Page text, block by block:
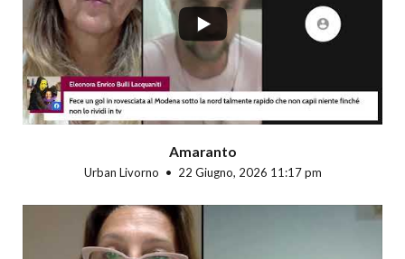
Amaranto
Urban Livorno 22 Giugno, 2026 11:17 pm